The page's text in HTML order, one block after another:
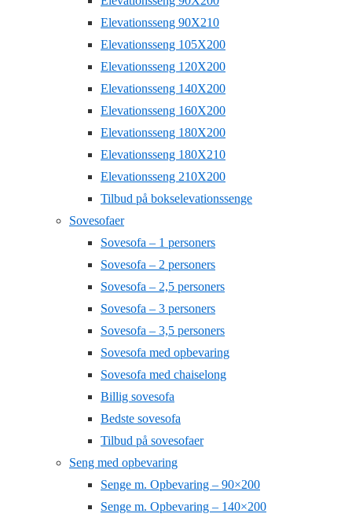
Elevationsseng 90X210
Elevationsseng 105X200
Elevationsseng 120X200
Elevationsseng 140X200
Elevationsseng 160X200
Elevationsseng 180X200
Elevationsseng 180X210
Elevationsseng 210X200
Tilbud på bokselevationssenge
Sovesofaer
Sovesofa – 1 personers
Sovesofa – 2 personers
Sovesofa – 2,5 personers
Sovesofa – 3 personers
Sovesofa – 3,5 personers
Sovesofa med opbevaring
Sovesofa med chaiselong
Billig sovesofa
Bedste sovesofa
Tilbud på sovesofaer
Seng med opbevaring
Senge m. Opbevaring – 90×200
Senge m. Opbevaring – 140×200